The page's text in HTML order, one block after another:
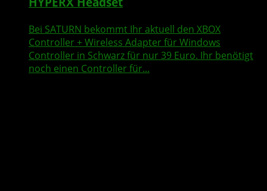
Bei SATURN bekommt Ihr aktuell den XBOX
Controller + Wireless Adapter für Windows
Controller in Schwarz für nur 39 Euro. Ihr benötigt
noch einen Controller für...